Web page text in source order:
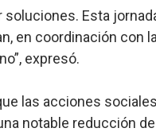
soluciones. Esta
en coordinación con
expresó.
las acciones
notable reducción